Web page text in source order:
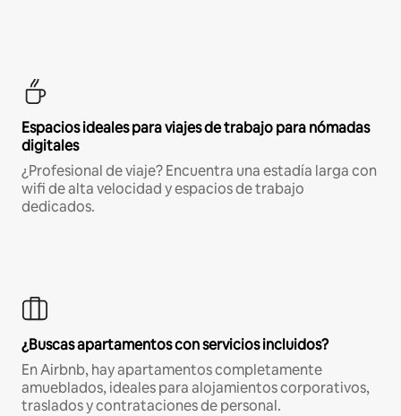
Espacios ideales para viajes de trabajo para nómadas
digitales
¿Profesional de viaje? Encuentra una estadía larga con
wifi de alta velocidad y espacios de trabajo
dedicados.
¿Buscas apartamentos con servicios incluidos?
En Airbnb, hay apartamentos completamente
amueblados, ideales para alojamientos corporativos,
traslados y contrataciones de personal.